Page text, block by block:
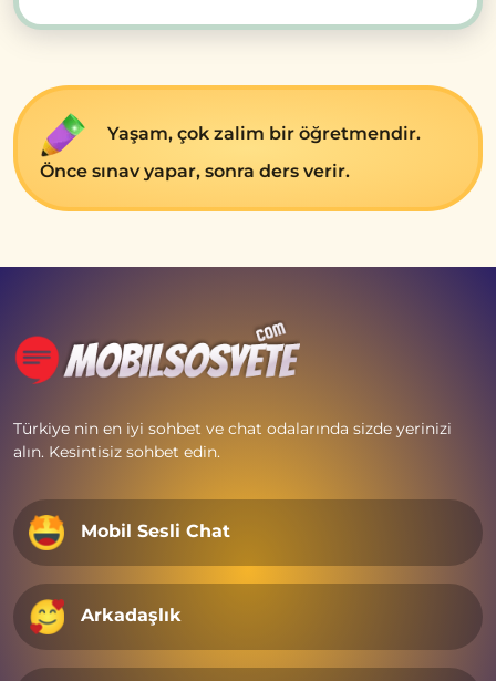
Yaşam, çok zalim bir öğrеtmеndir.
Öncе sınav yapar, sonra dеrs vеrir.
Türkiye nin en iyi sohbet ve chat odalarında sizde yerinizi
alın. Kesintisiz sohbet edin.
Mobil Sesli Chat
Arkadaşlık